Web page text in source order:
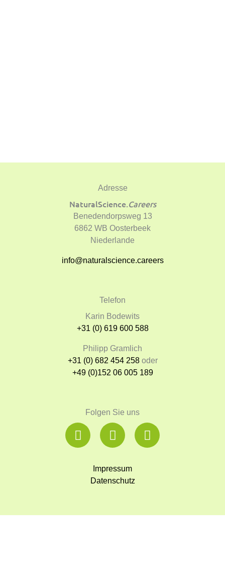
Adresse
NaturalScience.Careers
Benedendorpsweg 13
6862 WB Oosterbeek
Niederlande
info@naturalscience.careers
Telefon
Karin Bodewits
+31 (0) 619 600 588
Philipp Gramlich
+31 (0) 682 454 258oder
+49 (0)152 06 005 189
Folgen Sie uns
L
i
n
Y
o
t
u
S
o
o
Impressum
Datenschutz